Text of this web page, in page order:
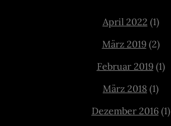
April 2022 (1)
März 2019(2)
Februar 2019(1)
März 2018 (1)
Dezember 2016(1)